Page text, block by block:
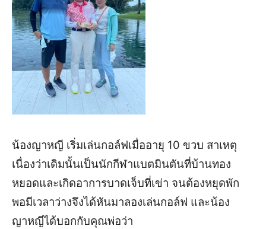
น้องญาหญี เริ่มเล่นกอล์ฟเมื่ออายุ 10 ขวบ สาเหตุ
เนื่องว่าเดิมนั้นเป็นนักกีฬาแบตมินตันที่บ้านทอง
หยอดและเกิดอาการบาดเจ็บที่เข่า จนต้องหยุดพัก
พอมีเวลาว่างจึงได้หันมาลองเล่นกอล์ฟ และน้อง
ญาหญีได้บอกกับคุณพ่อว่า